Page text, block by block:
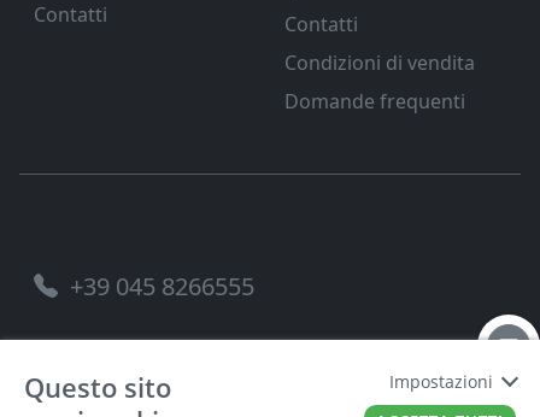
Contatti
Contatti
Condizioni di vendita
Domande frequenti
+39 045 8266555
Questo sito
Impostazioni